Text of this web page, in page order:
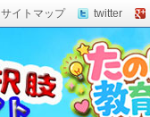
サイトマップ twitter